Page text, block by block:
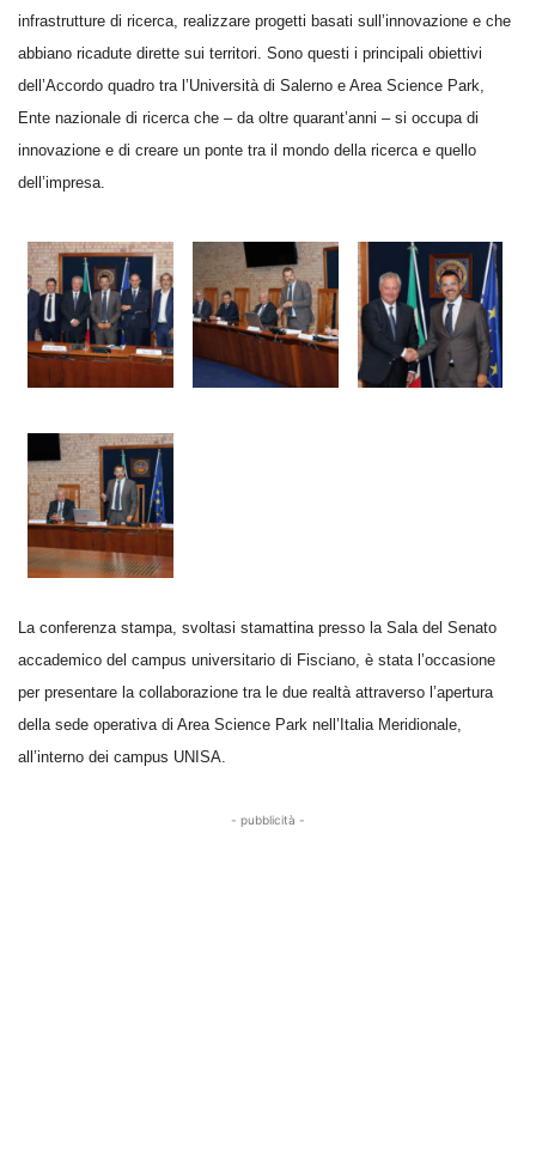
infrastrutture di ricerca, realizzare progetti basati sull’innovazione e che
abbiano ricadute dirette sui territori. Sono questi i principali obiettivi
dell’Accordo quadro tra l’Università di Salerno e Area Science Park,
Ente nazionale di ricerca che – da oltre quarant’anni – si occupa di
innovazione e di creare un ponte tra il mondo della ricerca e quello
dell’impresa.
La conferenza stampa, svoltasi stamattina presso la Sala del Senato
accademico del campus universitario di Fisciano, è stata l’occasione
per presentare la collaborazione tra le due realtà attraverso l’apertura
della sede operativa di Area Science Park nell’Italia Meridionale,
all’interno dei campus UNISA.
- pubblicità -